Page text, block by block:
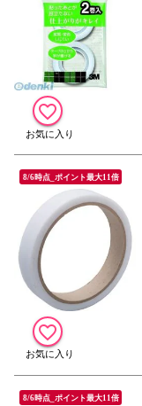
8/6時点_ポイント最大11倍
8/6時点_ポイント最大11倍